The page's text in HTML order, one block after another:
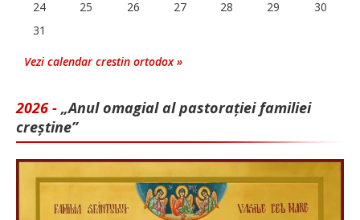
24 25 26 27 28 29
30
31
Vezi calendar crestin ortodox »
2026 - „Anul omagial al pastorației familiei
creștine”